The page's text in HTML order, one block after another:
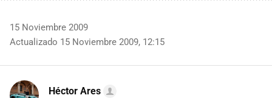
15 Noviembre 2009
Actualizado 15 Noviembre 2009, 12:15
Héctor Ares